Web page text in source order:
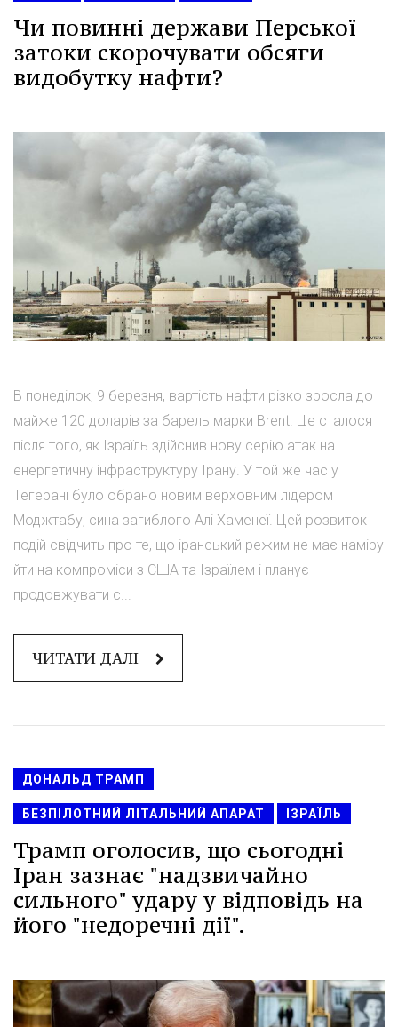
Чи повинні держави Перської
затоки скорочувати обсяги
видобутку нафти?
В понеділок, 9 березня, вартість нафти різко зросла до
майже 120 доларів за барель марки Brent. Це сталося
після того, як Ізраїль здійснив нову серію атак на
енергетичну інфраструктуру Ірану. У той же час у
Тегерані було обрано новим верховним лідером
Моджтабу, сина загиблого Алі Хаменеї. Цей розвиток
подій свідчить про те, що іранський режим не має наміру
йти на компроміси з США та Ізраїлем і планує
продовжувати с...
ЧИТАТИ ДАЛІ
ДОНАЛЬД ТРАМП
БЕЗПІЛОТНИЙ ЛІТАЛЬНИЙ АПАРАТ ІЗРАЇЛЬ
Трамп оголосив, що сьогодні
Іран зазнає "надзвичайно
сильного" удару у відповідь на
його "недоречні дії".